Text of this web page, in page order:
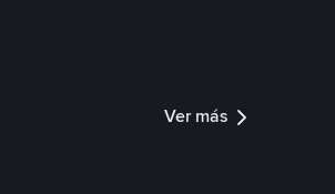
Ver más